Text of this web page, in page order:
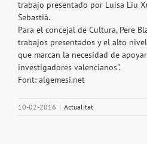
trabajo presentado por Luisa Liu
Sebastià.
Para el concejal de Cultura, Pere
trabajos presentados y el alto
que marcan la necesidad de
investigadores valencianos”.
Font: algemesi.net
10-02-2016 | Actualitat